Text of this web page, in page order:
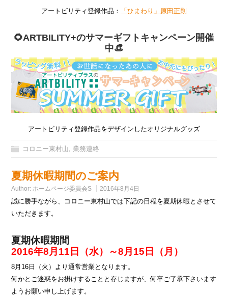
アートビリティ登録作品： 「ひまわり」原田正則
🌻ARTBILITY+のサマーギフトキャンペーン開催
中👒
アートビリティ登録作品をデザインしたオリジナルグッズ
コロニー東村山 ,業務連絡
夏期休暇期間のご案内
Author: ホームページ委員会S 2016年8月4日
誠に勝手ながら、コロニー東村山では下記の日程を夏期休暇とさせて
いただきます。
夏期休暇期間
2016年8月11日（水）～8月15日（月）
8月16日（火）より通常営業となります。
何かとご迷惑をお掛けすることと存じますが、何卒ご了承下さいます
ようお願い申し上げます。